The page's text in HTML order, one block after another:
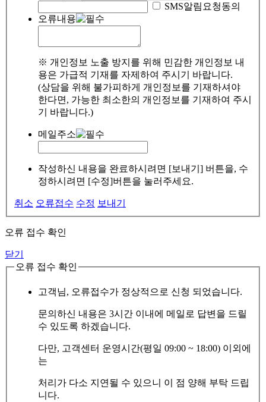
SMS알림요청동의
오류내용
※ 개인정보 노출 방지를 위해 민감한 개인정보 내
용은 가급적 기재를 자제하여 주시기 바랍니다.
(상담을 위해 불가피하게 개인정보를 기재하셔야
한다면, 가능한 최소한의 개인정보를 기재하여 주시
기 바랍니다.)
메일주소
작성하신 내용을 완료하시려면 [보내기] 버튼을, 수
정하시려면 [수정]버튼을 눌러주세요.
취소 오류접수 수정 보내기
오류 접수 확인
닫기
오류 접수 확인
고객님, 오류접수가 정상적으로 신청 되었습니다.
문의하신 내용은 3시간 이내에 메일로 답변을 드릴
수 있도록 하겠습니다.
다만, 고객센터 운영시간(평일 09:00 ~ 18:00) 이외에
는
처리가 다소 지연될 수 있으니 이 점 양해 부탁 드립
니다.